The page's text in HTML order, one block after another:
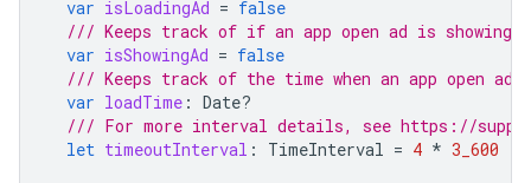
var isLoadingAd = false
/// Keeps track of if an app open ad is showing.
var isShowingAd = false
/// Keeps track of the time when an app open ad
var loadTime : Date?
/// For more interval details, see https://
let timeoutInterval : TimeInterval = 4 * 3_600